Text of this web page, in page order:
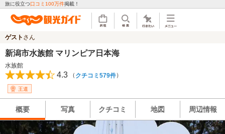
旅に役立つ口コミ100万件掲載！
ゲスト さん
新潟市水族館 マリンピア日本海
水族館
4.3 （ クチコミ579件）
王道
概要 写真 クチコミ 地図 周辺情報